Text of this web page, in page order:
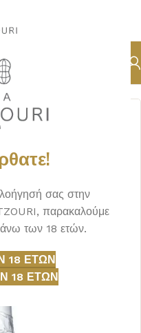
σας στην
παρακαλούμε
άνω των 18 ετών.
18 ΕΤΏΝ
18 ΕΤΏΝ